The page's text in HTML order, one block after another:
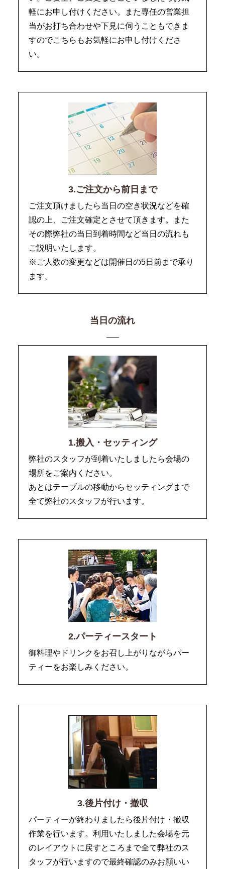
軽にお申し付けください。また専任の営業担
当がお打ち合わせや下見に伺うこともできま
すのでこちらもお気軽にお申し付けくださ
い。
3.ご注文から前日まで
ご注文頂けましたら当日の空き状況などを確
認の上、ご注文確定とさせて頂きます。また
その際弊社の当日到着時間など当日の流れも
ご説明いたします。
※ご人数の変更などは開催日の5日前まで承り
ます。
当日の流れ
1.搬入・セッティング
弊社のスタッフが到着いたしましたら会場の
場所をご案内ください。
あとはテーブルの移動からセッティングまで
全て弊社のスタッフが行います。
2.パーティースタート
御料理やドリンクをお召し上がりながらパー
ティーをお楽しみください。
3.後片付け・撤収
パーティーが終わりましたら後片付け・撤収
作業を行います。利用いたしました会場を元
のレイアウトに戻すところまで全て弊社のス
タッフが行いますので最終確認のみお願いい